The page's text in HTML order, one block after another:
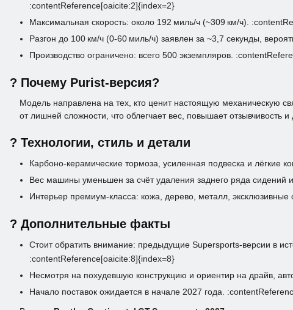
:contentReference[oaicite:2]{index=2}
Максимальная скорость: около 192 миль/ч (~309 км/ч).
Разгон до 100 км/ч (0‑60 миль/ч) заявлен за ~3,7 секунды,
Производство ограничено: всего 500 экземпляров.
? Почему Purist‑версия?
Модель направлена на тех, кто ценит настоящую механическую
от лишней сложности, что облегчает вес, повышает отзывчивость
? Технологии, стиль и детали
Карбоно‑керамические тормоза, усиленная подвеска и лёгкие
Вес машины уменьшен за счёт удаления заднего ряда сидений
Интерьер премиум‑класса: кожа, дерево, металл,
? Дополнительные факты
Стоит обратить внимание: предыдущие Supersports‑версии в
:contentReference[oaicite:8]{index=8}
Несмотря на похудевшую конструкцию и ориентир на драйв,
Начало поставок ожидается в начале 2027 года.